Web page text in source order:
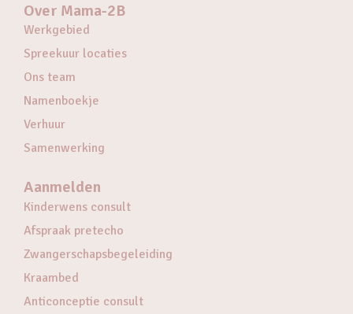
Over Mama-2B
Werkgebied
Spreekuur locaties
Ons team
Namenboekje
Verhuur
Samenwerking
Aanmelden
Kinderwens consult
Afspraak pretecho
Zwangerschapsbegeleiding
Kraambed
Anticonceptie consult